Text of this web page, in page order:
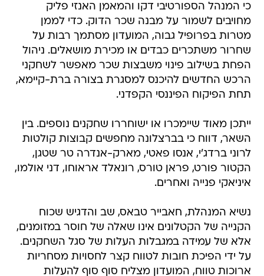
כי המנהל הספורטיבי דקו והמאמן האנזי פליק
מחויבים לשמור על מבנה שכר הדוק. כדי לממן
מטרות בפרופיל גבוה, המועדון מסתמך רבות על
שחרור משתכרים כבדים או מכירת מושאלים. ניהול
הפחת בשילוב פינוי משבצות שכר מאפשר לשחקני
הרכש החדשים להיכנס למסגרת בצורה ברת-קיימא,
תחת הפיקוח הפיננסי הקפדני.
ייתכן מאוד שיימכרו או ישוחררו שחקנים נוספים. בין
השאר, דווח כי בברצלונה מחפשים קבוצות קולטות
לרוני ברדג'י, אנסו פאטי, מארק-אנדרה טר שטגן,
הקטור פורט, פראן טורס, רונאלד אראוחו, דני אולמו,
איניאקי פנייה ואחרים.
נשיא המנהלת, חאבייר טבאס, שב והדגיש שכוח
הקנייה של הקטלונים אינו שאלה של חוסר במזומנים,
אלא של עמידה במגבלות העלות של סגל השחקנים.
על ידי הפיכת חובות לטווח קצר לחסויות מסחריות
ארוכות טווח, המועדון מצליח סוף סוף להעלות